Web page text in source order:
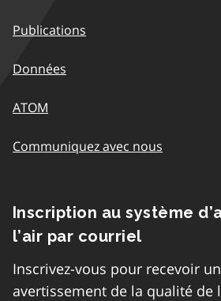
Publications
Données
ATOM
Communiquez avec nous
Inscription au système
l’air par courriel
Inscrivez-vous pour recevoir
avertissement de la qualité de